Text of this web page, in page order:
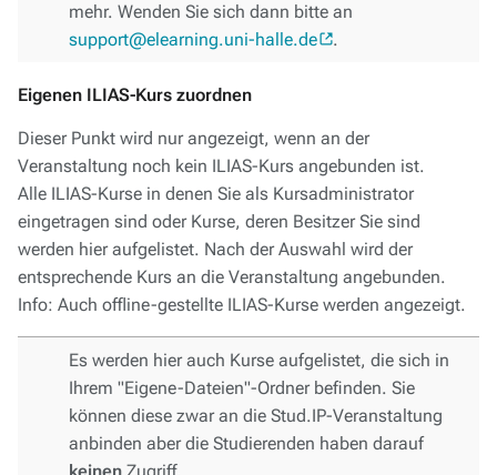
mehr. Wenden Sie sich dann bitte an
support@elearning.uni-halle.de
.
Eigenen ILIAS-Kurs zuordnen
Dieser Punkt wird nur angezeigt, wenn an der
Veranstaltung noch kein ILIAS-Kurs angebunden ist.
Alle ILIAS-Kurse in denen Sie als Kursadministrator
eingetragen sind oder Kurse, deren Besitzer Sie sind
werden hier aufgelistet. Nach der Auswahl wird der
entsprechende Kurs an die Veranstaltung angebunden.
Info: Auch offline-gestellte ILIAS-Kurse werden angezeigt.
Es werden hier auch Kurse aufgelistet, die sich in
Ihrem "Eigene-Dateien"-Ordner befinden. Sie
können diese zwar an die Stud.IP-Veranstaltung
anbinden aber die Studierenden haben darauf